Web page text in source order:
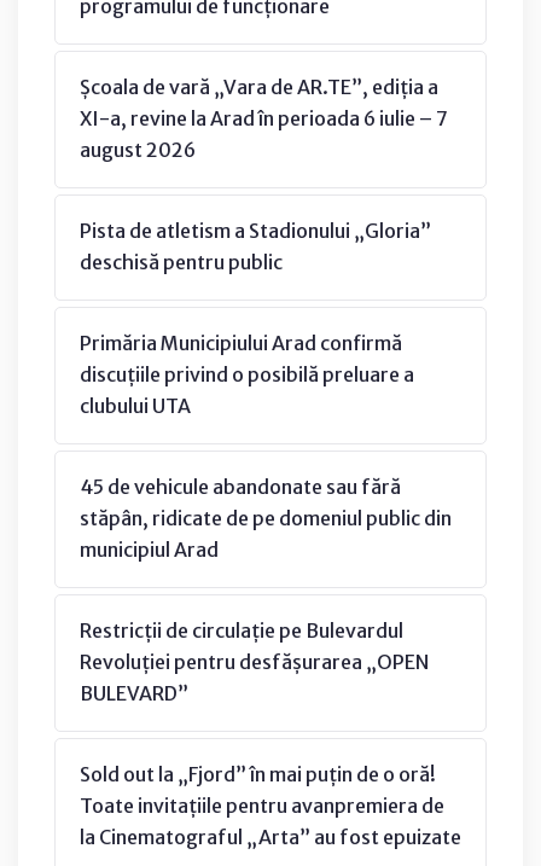
programului de funcționare
Școala de vară „Vara de AR.TE”, ediția a
XI-a, revine la Arad în perioada 6 iulie – 7
august 2026
Pista de atletism a Stadionului „Gloria”
deschisă pentru public
Primăria Municipiului Arad confirmă
discuțiile privind o posibilă preluare a
clubului UTA
45 de vehicule abandonate sau fără
stăpân, ridicate de pe domeniul public din
municipiul Arad
Restricții de circulație pe Bulevardul
Revoluției pentru desfășurarea „OPEN
BULEVARD”
Sold out la „Fjord” în mai puțin de o oră!
Toate invitațiile pentru avanpremiera de
la Cinematograful „Arta” au fost epuizate